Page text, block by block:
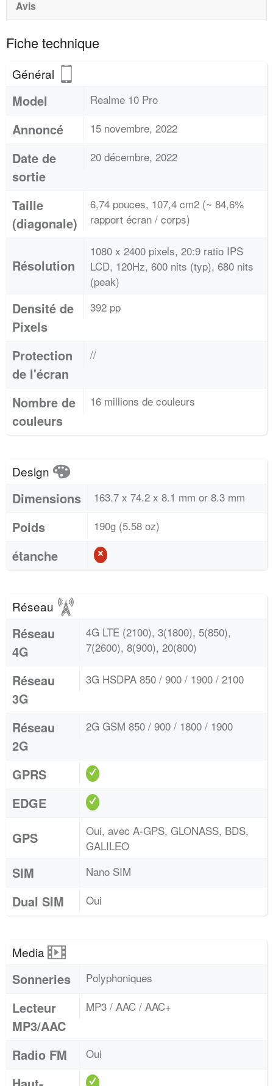
Avis
Fiche technique
Général
Model Realme 10 Pro
Annoncé 15 novembre, 2022
Date de
sortie
20 décembre, 2022
Taille
(diagonale)
6,74 pouces, 107,4 cm2 (~ 84,6%
rapport écran / corps)
Résolution
1080 x 2400 pixels, 20:9 ratio IPS
LCD, 120Hz, 600 nits (typ), 680 nits
(peak)
Densité de
Pixels
392 pp
Protection
de l'écran
//
Nombre de
couleurs
16 millions de couleurs
Design
Dimensions 163.7 x 74.2 x 8.1 mm or 8.3 mm
Poids 190g (5.58 oz)
étanche
Réseau
Réseau
4G
4G LTE (2100), 3(1800), 5(850),
7(2600), 8(900), 20(800)
Réseau
3G
3G HSDPA 850 / 900 / 1900 / 2100
Réseau
2G
2G GSM 850 / 900 / 1800 / 1900
GPRS
EDGE
GPS
Oui, avec A-GPS, GLONASS, BDS,
GALILEO
SIM Nano SIM
Dual SIM Oui
Media
Sonneries Polyphoniques
Lecteur
MP3/AAC
MP3 / AAC / AAC+
Radio FM Oui